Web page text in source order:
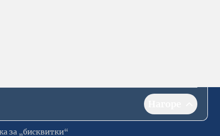
за „бисквитки“